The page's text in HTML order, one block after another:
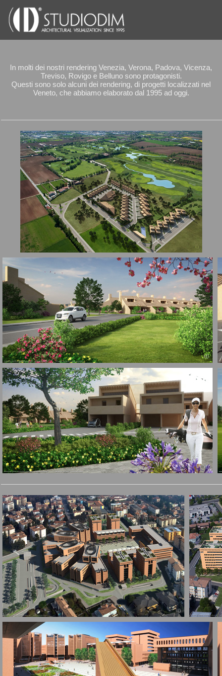
In molti dei nostri rendering Venezia, Verona, Padova, Vicenza,
Treviso, Rovigo e Belluno sono protagonisti.
Questi sono solo alcuni dei rendering, di progetti localizzati nel
Veneto, che abbiamo elaborato dal 1995 ad oggi.